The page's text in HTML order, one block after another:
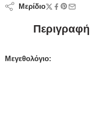
Μερίδιο
Περιγραφή
Μεγεθολόγιο: